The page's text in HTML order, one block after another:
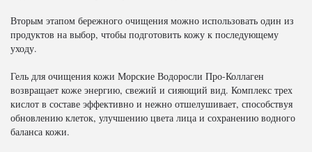
Вторым этапом бережного очищения можно использовать один из
продуктов на выбор, чтобы подготовить кожу к последующему
уходу.
Гель для очищения кожи Морские Водоросли Про-Коллаген
возвращает коже энергию, свежий и сияющий вид. Комплекс трех
кислот в составе эффективно и нежно отшелушивает, способствуя
обновлению клеток, улучшению цвета лица и сохранению водного
баланса кожи.